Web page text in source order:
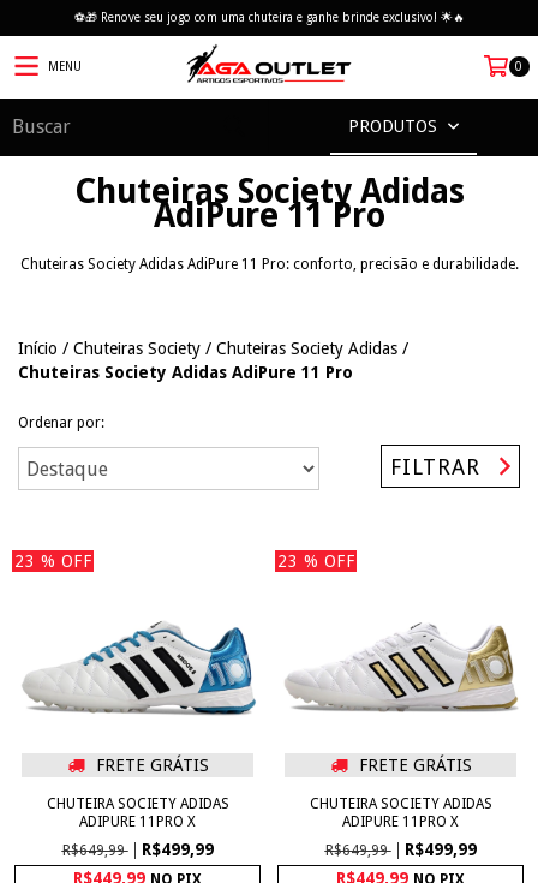
⚽🎁 Renove seu jogo com uma chuteira e ganhe brinde exclusivo! 🌟🔥
MENU 0
PRODUTOS
Chuteiras Society Adidas
AdiPure 11 Pro
Chuteiras Society Adidas AdiPure 11 Pro: conforto, precisão e durabilidade.
Início / Chuteiras Society / Chuteiras Society Adidas /
Chuteiras Society Adidas AdiPure 11 Pro
Ordenar por:
FILTRAR
23 % OFF
FRETE GRÁTIS
CHUTEIRA SOCIETY ADIDAS
ADIPURE 11PRO X
R$649,99
R$499,99
R$449,99 NO PIX
23 % OFF
FRETE GRÁTIS
CHUTEIRA SOCIETY ADIDAS
ADIPURE 11PRO X
R$649,99
R$499,99
R$449,99 NO PIX